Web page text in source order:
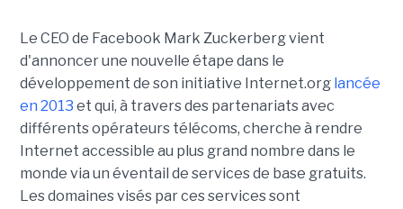
Le CEO de Facebook Mark Zuckerberg vient
d'annoncer une nouvelle étape dans le
développement de son initiative Internet.org lancée
en 2013 et qui, à travers des partenariats avec
différents opérateurs télécoms, cherche à rendre
Internet accessible au plus grand nombre dans le
monde via un éventail de services de base gratuits.
Les domaines visés par ces services sont